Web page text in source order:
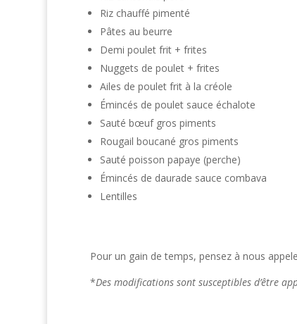
Riz chauffé pimenté
Pâtes au beurre
Demi poulet frit + frites
Nuggets de poulet + frites
Ailes de poulet frit à la créole
Émincés de poulet sauce échalote
Sauté bœuf gros piments
Rougail boucané gros piments
Sauté poisson papaye (perche)
Émincés de daurade sauce combava
Lentilles
Pour un gain de temps, pensez à nous
*Des modifications sont susceptibles d’être